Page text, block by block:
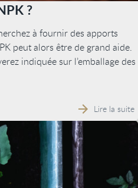
?
à fournir des apports
peut alors être de grand aide.
indiquée sur l’emballage des
Lire la suite